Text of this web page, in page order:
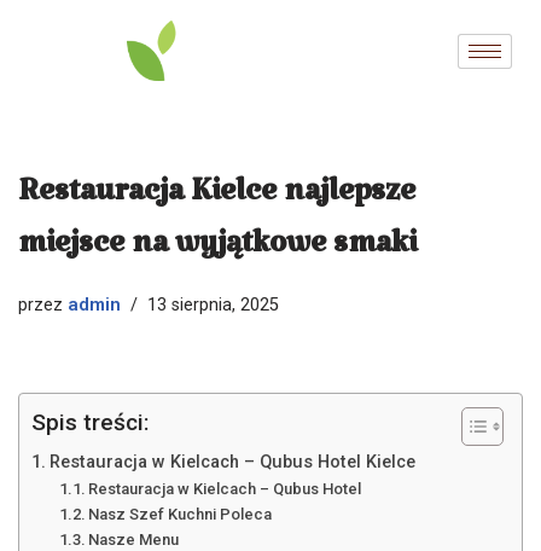
Restauracja Kielce najlepsze
miejsce na wyjątkowe smaki
przez admin 13 sierpnia, 2025
Spis treści:
Restauracja w Kielcach – Qubus Hotel Kielce
Restauracja w Kielcach – Qubus Hotel
Nasz Szef Kuchni Poleca
Nasze Menu